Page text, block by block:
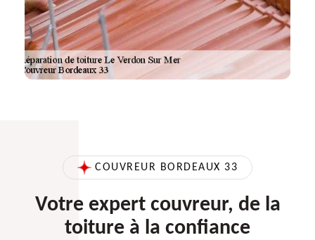
COUVREUR BORDEAUX 33
Votre expert couvreur, de la
toiture à la confiance